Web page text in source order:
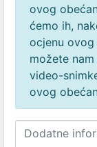
ovog
ćemo ih,
ocjenu
možete
video-
ovog